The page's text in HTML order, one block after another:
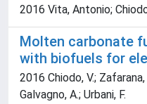
2016 Vita, Antonio;
Molten carbonate
with biofuels for
2016 Chiodo, V.; Zafarana,
Galvagno, A.; Urbani, F.